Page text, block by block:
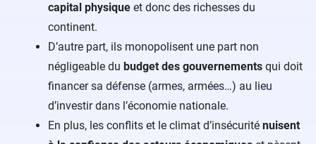
capital physique et donc des richesses du
continent.
D’autre part, ils monopolisent une part non
négligeable du budget des gouvernements qui doit
financer sa défense (armes, armées…) au lieu
d’investir dans l’économie nationale.
En plus, les conflits et le climat d’insécurité nuisent